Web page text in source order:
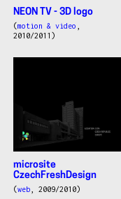
NEON TV - 3D logo
(motion & video
2010/2011)
microsite
CzechFreshDesign
(web, 2009/2010)